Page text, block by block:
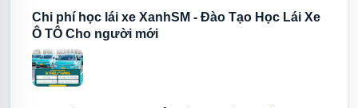
Chi phí học lái xe XanhSM - Đào Tạo Học Lái Xe
Ô TÔ Cho người mới